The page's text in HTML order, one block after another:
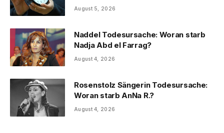
August 5, 2026
Naddel Todesursache: Woran starb
Nadja Abd el Farrag?
August 4, 2026
Rosenstolz Sängerin Todesursache:
Woran starb AnNa R.?
August 4, 2026